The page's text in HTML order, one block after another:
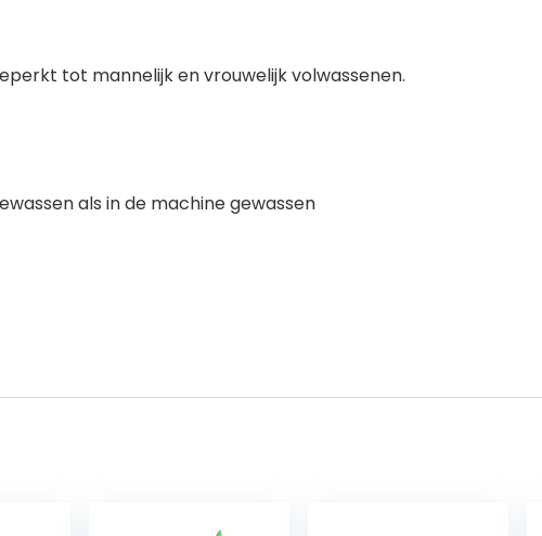
tot mannelijk en vrouwelijk volwassenen.
als in de machine gewassen